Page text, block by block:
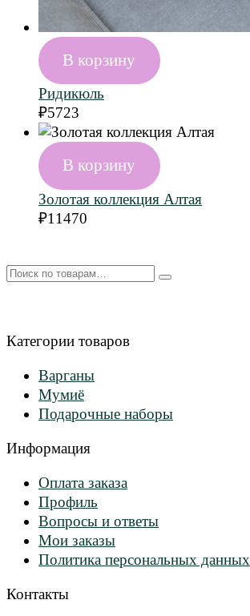
В корзину
Ридикюль
₽5723
В корзину
Золотая коллекция Алтая
₽11470
Искать:
Категории товаров
Варганы
Мумиё
Подарочные наборы
Информация
Оплата заказа
Профиль
Вопросы и ответы
Мои заказы
Политика персональных данных
Контакты